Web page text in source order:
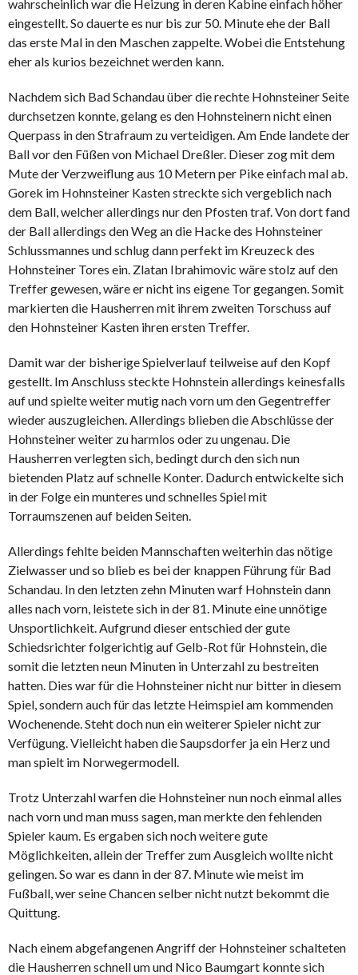
wahrscheinlich war die Heizung in deren Kabine einfach höher
eingestellt. So dauerte es nur bis zur 50. Minute ehe der Ball
das erste Mal in den Maschen zappelte. Wobei die Entstehung
eher als kurios bezeichnet werden kann.
Nachdem sich Bad Schandau über die rechte Hohnsteiner Seite
durchsetzen konnte, gelang es den Hohnsteinern nicht einen
Querpass in den Strafraum zu verteidigen. Am Ende landete der
Ball vor den Füßen von Michael Dreßler. Dieser zog mit dem
Mute der Verzweiflung aus 10 Metern per Pike einfach mal ab.
Gorek im Hohnsteiner Kasten streckte sich vergeblich nach
dem Ball, welcher allerdings nur den Pfosten traf. Von dort fand
der Ball allerdings den Weg an die Hacke des Hohnsteiner
Schlussmannes und schlug dann perfekt im Kreuzeck des
Hohnsteiner Tores ein. Zlatan Ibrahimovic wäre stolz auf den
Treffer gewesen, wäre er nicht ins eigene Tor gegangen. Somit
markierten die Hausherren mit ihrem zweiten Torschuss auf
den Hohnsteiner Kasten ihren ersten Treffer.
Damit war der bisherige Spielverlauf teilweise auf den Kopf
gestellt. Im Anschluss steckte Hohnstein allerdings keinesfalls
auf und spielte weiter mutig nach vorn um den Gegentreffer
wieder auszugleichen. Allerdings blieben die Abschlüsse der
Hohnsteiner weiter zu harmlos oder zu ungenau. Die
Hausherren verlegten sich, bedingt durch den sich nun
bietenden Platz auf schnelle Konter. Dadurch entwickelte sich
in der Folge ein munteres und schnelles Spiel mit
Torraumszenen auf beiden Seiten.
Allerdings fehlte beiden Mannschaften weiterhin das nötige
Zielwasser und so blieb es bei der knappen Führung für Bad
Schandau. In den letzten zehn Minuten warf Hohnstein dann
alles nach vorn, leistete sich in der 81. Minute eine unnötige
Unsportlichkeit. Aufgrund dieser entschied der gute
Schiedsrichter folgerichtig auf Gelb-Rot für Hohnstein, die
somit die letzten neun Minuten in Unterzahl zu bestreiten
hatten. Dies war für die Hohnsteiner nicht nur bitter in diesem
Spiel, sondern auch für das letzte Heimspiel am kommenden
Wochenende. Steht doch nun ein weiterer Spieler nicht zur
Verfügung. Vielleicht haben die Saupsdorfer ja ein Herz und
man spielt im Norwegermodell.
Trotz Unterzahl warfen die Hohnsteiner nun noch einmal alles
nach vorn und man muss sagen, man merkte den fehlenden
Spieler kaum. Es ergaben sich noch weitere gute
Möglichkeiten, allein der Treffer zum Ausgleich wollte nicht
gelingen. So war es dann in der 87. Minute wie meist im
Fußball, wer seine Chancen selber nicht nutzt bekommt die
Quittung.
Nach einem abgefangenen Angriff der Hohnsteiner schalteten
die Hausherren schnell um und Nico Baumgart konnte sich